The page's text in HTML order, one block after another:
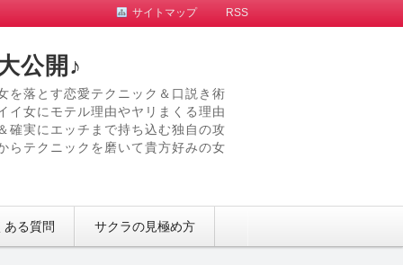
サイトマップ RSS
公開♪
を落とす恋愛テクニック＆口説き術
イ女にモテル理由やヤリまくる理由
確実にエッチまで持ち込む独自の攻
らテクニックを磨いて貴方好みの女
る質問 サクラの見極め方